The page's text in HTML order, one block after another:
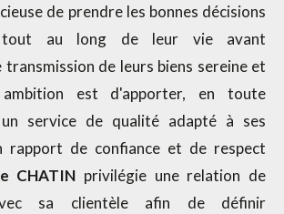
de prendre les bonnes décisions
tout au long de leur vie avant
transmission de leurs biens sereine et
est d'apporter, en toute
un service de qualité adapté à ses
rapport de confiance et de respect
CHATIN privilégie une relation de
sa clientèle afin de définir